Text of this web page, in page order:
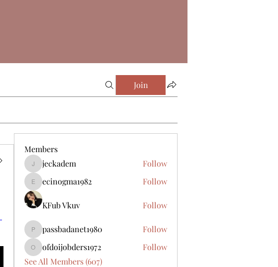
Join
Members
jeckadem
jeckadem Follow
ecinogma1982
ecinogma1982 Follow
KFub Vkuv Follow
passbadanet1980
passbadanet1980 Follow
ofdoijobders1972
ofdoijobders1972
Follow
See All Members (607)